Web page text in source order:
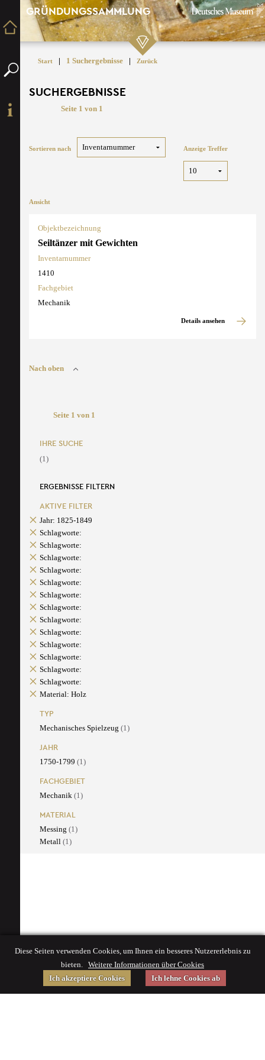
GRÜNDUNGSSAMMLUNG
Start | 1 Suchergebnisse | Zurück
SUCHERGEBNISSE
Seite 1 von 1
Sortieren nach Anzeige Treffer
Ansicht
Objektbezeichnung
Seiltänzer mit Gewichten
Inventarnummer
1410
Fachgebiet
Mechanik
Details ansehen
Nach oben
Seite 1 von 1
IHRE SUCHE
(1)
ERGEBNISSE FILTERN
AKTIVE FILTER
Jahr: 1825-1849
Schlagworte:
Schlagworte:
Schlagworte:
Schlagworte:
Schlagworte:
Schlagworte:
Schlagworte:
Schlagworte:
Schlagworte:
Schlagworte:
Schlagworte:
Schlagworte:
Schlagworte:
Material: Holz
TYP
Mechanisches Spielzeug (1)
JAHR
1750-1799 (1)
FACHGEBIET
Mechanik (1)
MATERIAL
Messing (1)
Metall (1)
Diese Seiten verwenden Cookies, um Ihnen ein besseres Nutzererlebnis zu
bieten. Weitere Informationen über Cookies
Ich akzeptiere Cookies
Ich lehne Cookies ab